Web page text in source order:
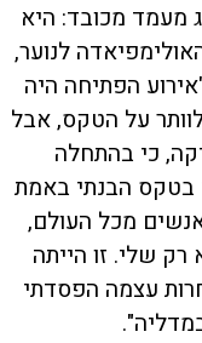
מעמד מכובד: היא
לנוער,
"אירוע הפתיחה היה
על הטקס, אבל
כי בהתחלה
בטקס הבנתי באמת
מכל העולם,
שלי. זו הייתה
עצמה הפסדתי